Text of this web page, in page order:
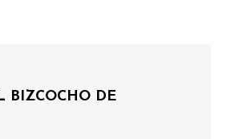
BIZCOCHO DE